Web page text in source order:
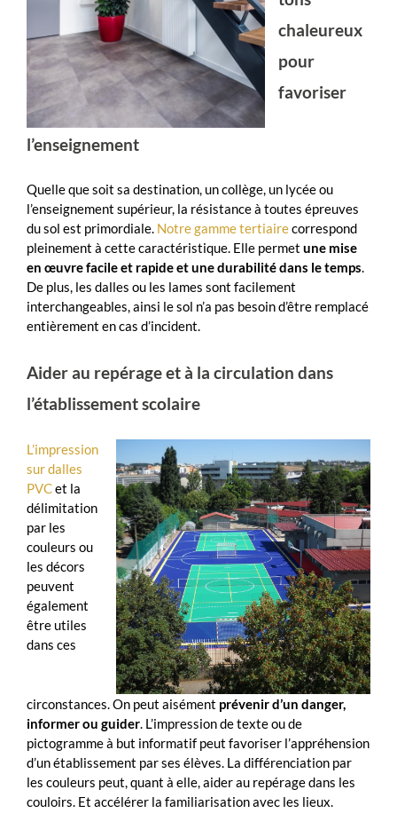
chaleureux
pour
favoriser
l’enseignement
Quelle que soit sa destination, un collège, un lycée ou
l’enseignement supérieur, la résistance à toutes épreuves
du sol est primordiale. Notre gamme tertiairecorrespond
pleinement à cette caractéristique. Elle permet une mise
en œuvre facile et rapide et une durabilité dans le temps.
De plus, les dalles ou les lames sont facilement
interchangeables, ainsi le sol n’a pas besoin d’être remplacé
entièrement en cas d’incident.
Aider au repérage et à la circulation dans
l’établissement scolaire
L’impression
sur dalles
PVCet la
délimitation
par les
couleurs ou
les décors
peuvent
également
être utiles
dans ces
circonstances. On peut aisément prévenir d’un danger,
informer ou guider. L’impression de texte ou de
pictogramme à but informatif peut favoriser l’appréhension
d’un établissement par ses élèves. La différenciation par
les couleurs peut, quant à elle, aider au repérage dans les
couloirs. Et accélérer la familiarisation avec les lieux.